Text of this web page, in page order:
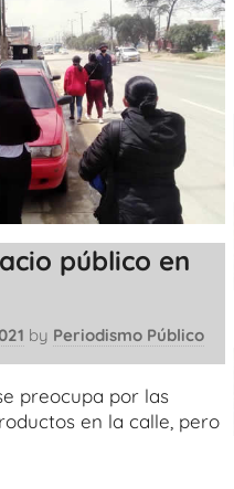
público en
by Periodismo Público
preocupa por las
en la calle, pero